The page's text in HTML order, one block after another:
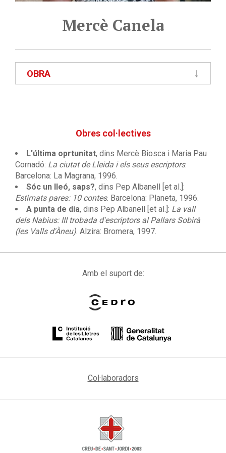
Mercè Canela
OBRA
Obres col·lectives
L'última oprtunitat, dins Mercè Biosca i Maria Pau
Cornadó: La ciutat de Lleida i els seus escriptors.
Barcelona: La Magrana, 1996.
Sóc un lleó, saps?, dins Pep Albanell [et al.]:
Estimats pares: 10 contes. Barcelona: Planeta, 1996.
A punta de dia, dins Pep Albanell [et al.]: La vall
dels Nabius: III trobada d'escriptors al Pallars Sobirà
(les Valls d'Àneu) . Alzira: Bromera, 1997.
Amb el suport de:
Col·laboradors